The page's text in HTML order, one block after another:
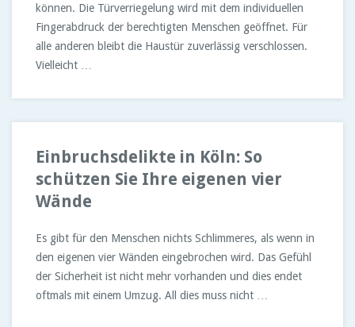
können. Die Türverriegelung wird mit dem individuellen
Fingerabdruck der berechtigten Menschen geöffnet. Für
alle anderen bleibt die Haustür zuverlässig verschlossen.
Vielleicht …
Einbruchsdelikte in Köln: So
schützen Sie Ihre eigenen vier
Wände
Es gibt für den Menschen nichts Schlimmeres, als wenn in
den eigenen vier Wänden eingebrochen wird. Das Gefühl
der Sicherheit ist nicht mehr vorhanden und dies endet
oftmals mit einem Umzug. All dies muss nicht …